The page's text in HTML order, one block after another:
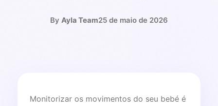
By Ayla Team25 de maio de 2026
Monitorizar os movimentos do seu bebé é